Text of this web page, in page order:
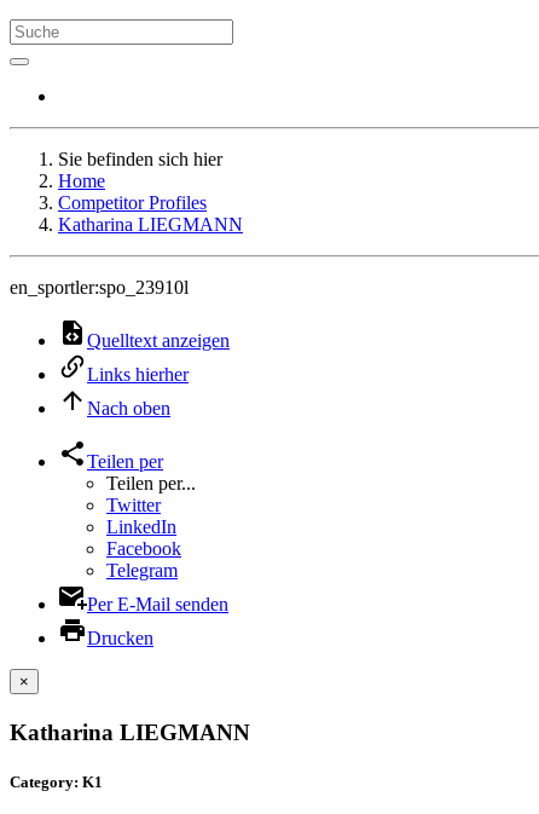
Sie befinden sich hier
Home
Competitor Profiles
Katharina LIEGMANN
en_sportler:spo_23910l
Quelltext anzeigen
Links hierher
Nach oben
Teilen per
Teilen per...
Twitter
LinkedIn
Facebook
Telegram
Per E-Mail senden
Drucken
×
Katharina LIEGMANN
Category: K1